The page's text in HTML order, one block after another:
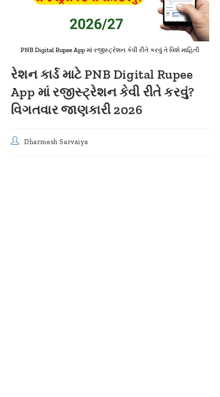
PNB Digital Rupee App માં રજીસ્ટ્રેશન કેવી રીતે કરવું તે વિશે માહિતી
રેશન કાર્ડ માટે PNB Digital Rupee
App માં રજીસ્ટ્રેશન કેવી રીતે કરવું?
વિગતવાર જાણકારી 2026
PostDharmesh Sarvaiya